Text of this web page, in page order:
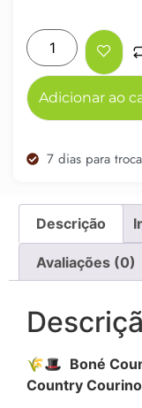
Adicionar ao
7 dias para
Descrição
Avaliações (0)
🌾🎩 Boné
Country